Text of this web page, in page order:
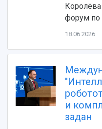
форум по
18.06.2026
и
задан